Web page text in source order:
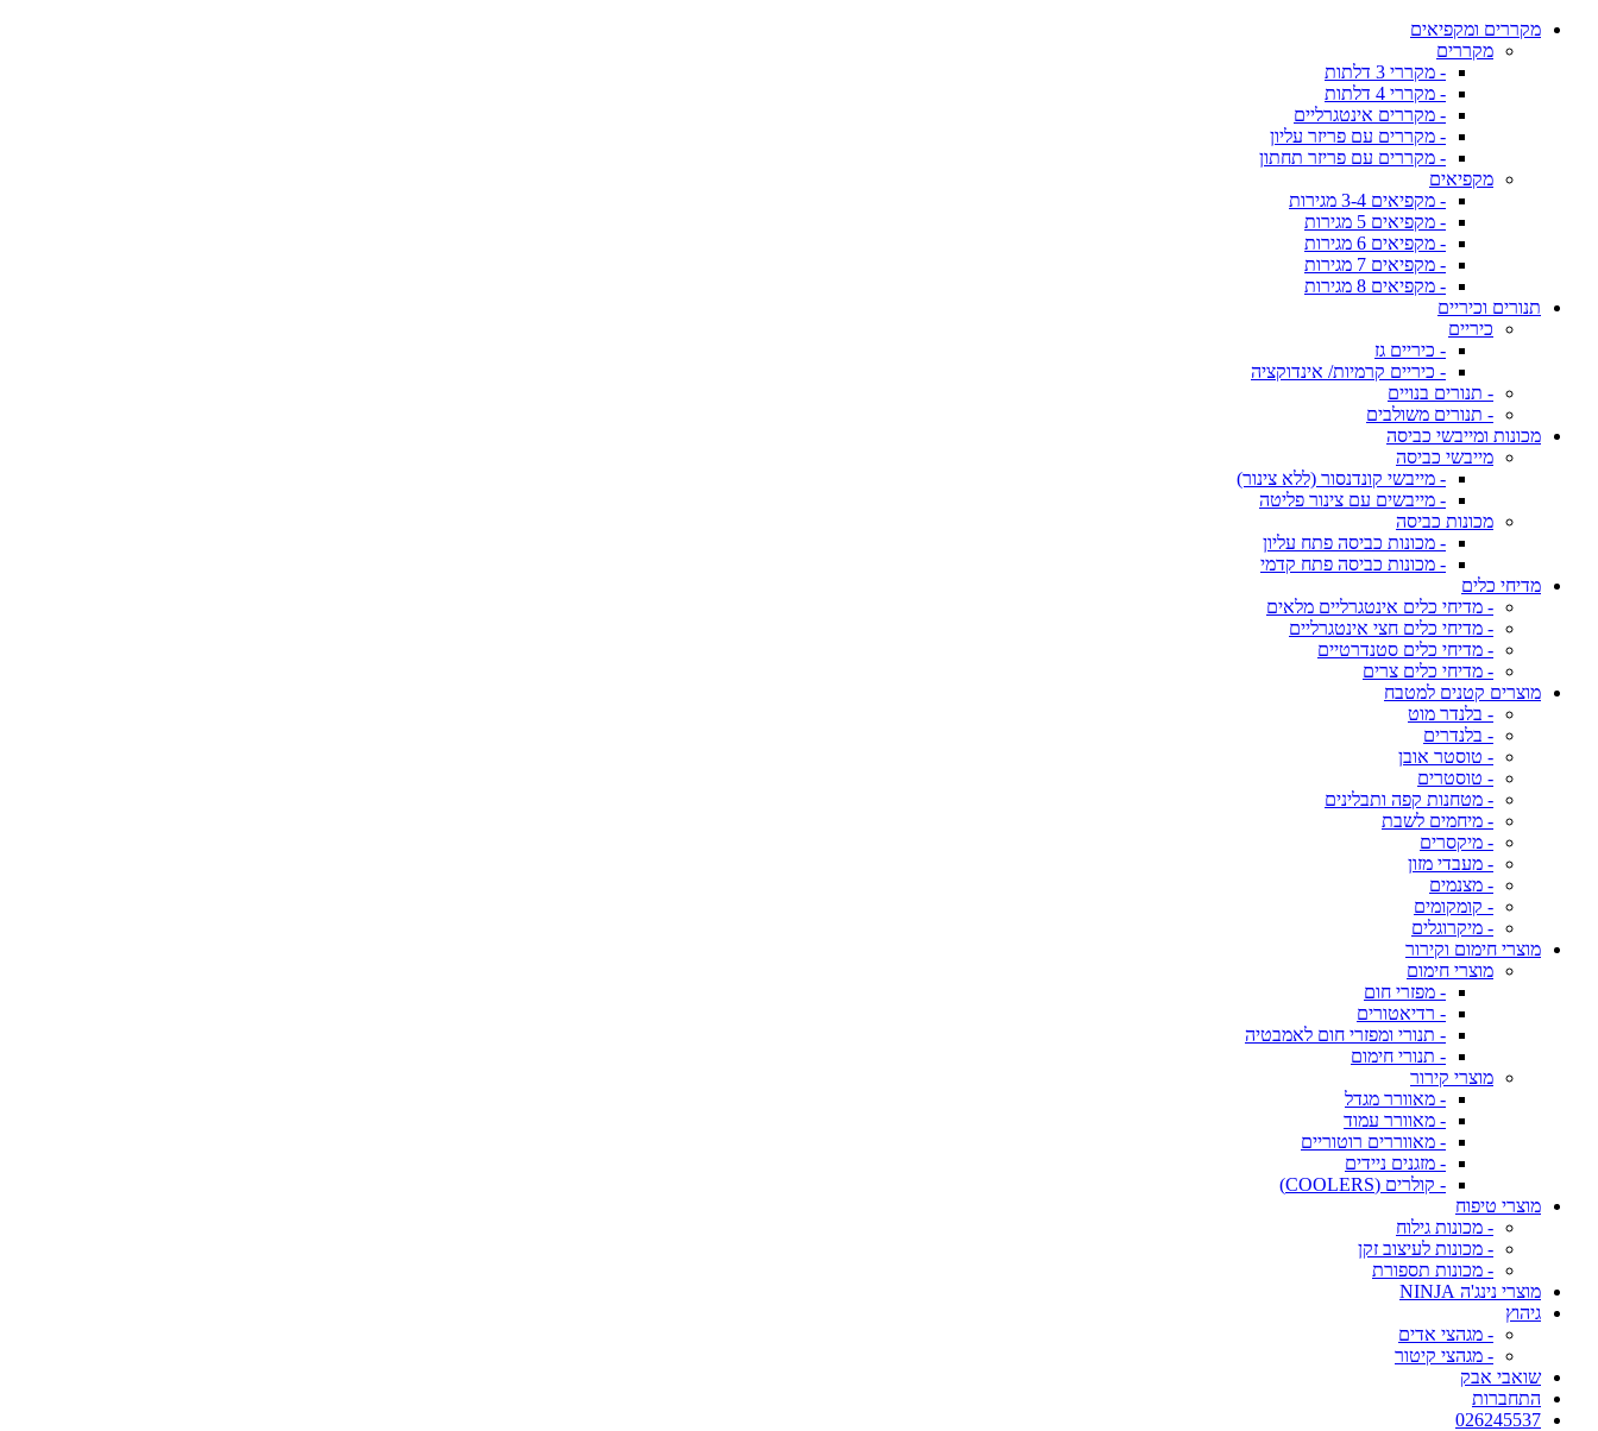
מקררים ומקפיאים
מקררים
- מקררי 3 דלתות
- מקררי 4 דלתות
- מקררים אינטגרליים
- מקררים עם פריזר עליון
- מקררים עם פריזר תחתון
מקפיאים
- מקפיאים 3-4 מגירות
- מקפיאים 5 מגירות
- מקפיאים 6 מגירות
- מקפיאים 7 מגירות
- מקפיאים 8 מגירות
תנורים וכיריים
כיריים
- כיריים גז
- כיריים קרמיות/ אינדוקציה
- תנורים בנויים
- תנורים משולבים
מכונות ומייבשי כביסה
מייבשי כביסה
- מייבשי קונדנסור (ללא צינור)
- מייבשים עם צינור פליטה
מכונות כביסה
- מכונות כביסה פתח עליון
- מכונות כביסה פתח קדמי
מדיחי כלים
- מדיחי כלים אינטגרליים מלאים
- מדיחי כלים חצי אינטגרליים
- מדיחי כלים סטנדרטיים
- מדיחי כלים צרים
מוצרים קטנים למטבח
- בלנדר מוט
- בלנדרים
- טוסטר אובן
- טוסטרים
- מטחנות קפה ותבלינים
- מיחמים לשבת
- מיקסרים
- מעבדי מזון
- מצנמים
- קומקומים
- מיקרוגלים
מוצרי חימום וקירור
מוצרי חימום
- מפזרי חום
- רדיאטורים
- תנורי ומפזרי חום לאמבטיה
- תנורי חימום
מוצרי קירור
- מאוורר מגדל
- מאוורר עמוד
- מאווררים רוטוריים
- מזגנים ניידים
- קולרים (COOLERS)
מוצרי טיפוח
- מכונות גילוח
- מכונות לעיצוב זקן
- מכונות תספורת
מוצרי נינג'ה NINJA
גיהוץ
- מגהצי אדים
- מגהצי קיטור
שואבי אבק
התחברות
026245537